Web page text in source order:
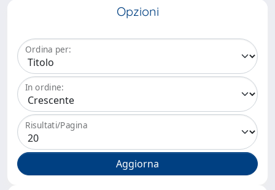
Opzioni
Ordina per:
In ordine:
Risultati/Pagina